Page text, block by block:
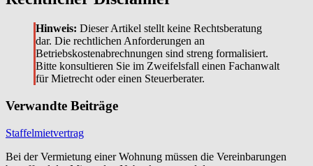
Hinweis: Dieser Artikel stellt keine Rechtsberatung
dar. Die rechtlichen Anforderungen an
Betriebskostenabrechnungen sind streng formalisiert.
Bitte konsultieren Sie im Zweifelsfall einen Fachanwalt
für Mietrecht oder einen Steuerberater.
Verwandte Beiträge
Staffelmietvertrag
Bei der Vermietung einer Wohnung müssen die Vereinbarungen